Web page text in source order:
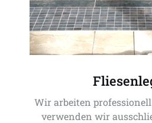
Wir arbeiten
verwenden wir